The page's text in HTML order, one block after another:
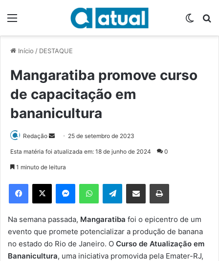
Início / DESTAQUE
Mangaratiba promove curso
de capacitação em
bananicultura
Redação
d
e
m
e
-
m
a
25 de setembro de 2023
Esta matéria foi atualizada em: 18 de junho de 2024 0
1 minuto de leitura
Telegram
Na semana passada, Mangaratiba foi o epicentro de um
evento que promete potencializar a produção de banana
no estado do Rio de Janeiro. O Curso de Atualização em
Bananicultura, uma iniciativa promovida pela Emater-RJ,